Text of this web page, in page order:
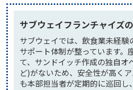
サブウェイフランチャイズ
サブウェイでは、飲食業未経
サポート体制が整っています
て、サンドイッチ作成の独自
ど)がないため、安全性が高く
も本部担当者が定期的に巡回し